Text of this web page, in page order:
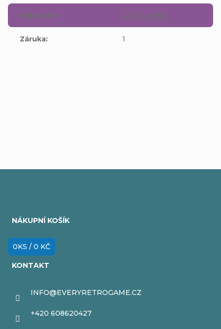
Kategorie: DVD Comics
Záruka: 1
NÁKUPNÍ KOŠÍK
0KS / 0 KČ
KONTAKT
INFO@EVERYRETROGAME.CZ
+420 608620427